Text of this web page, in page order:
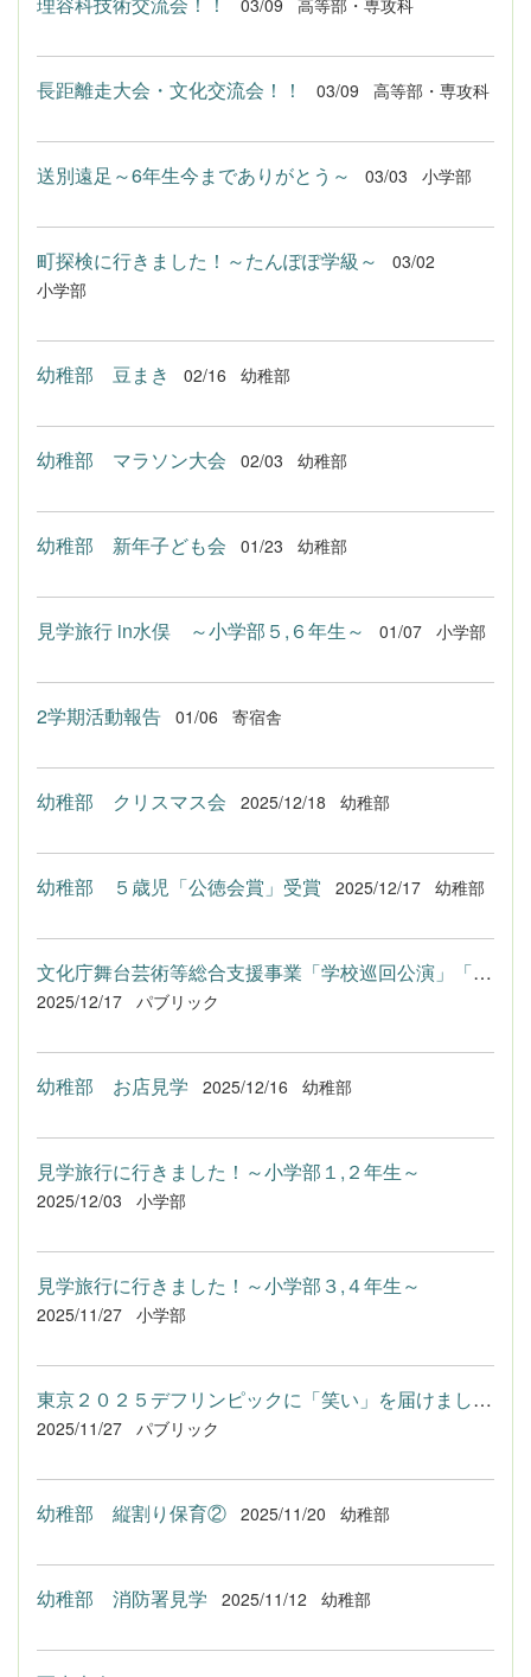
03/09 高等部・専攻科
長距離走大会・文化交流会！！ 03/09 高等部・専攻科
送別遠足～6年生今までありがとう～ 03/03 小学部
町探検に行きました！～たんぽぽ学級～
03/02
小学部
幼稚部 豆まき 02/16 幼稚部
幼稚部 マラソン大会 02/03 幼稚部
幼稚部 新年子ども会 01/23 幼稚部
見学旅行 in水俣 ～小学部５,６年生～ 01/07 小学部
2学期活動報告 01/06 寄宿舎
幼稚部 クリスマス会 2025/12/18 幼稚部
幼稚部 ５歳児「公徳会賞」受賞 2025/12/17 幼稚部
文化庁舞台芸術等総合支援事業「学校巡回公演」「狂言を楽しもう...
2025/12/17 パブリック
幼稚部 お店見学 2025/12/16 幼稚部
見学旅行に行きました！～小学部１,２年生～
2025/12/03 小学部
見学旅行に行きました！～小学部３,４年生～
2025/11/27 小学部
東京２０２５デフリンピックに「笑い」を届けました！
2025/11/27 パブリック
幼稚部 縦割り保育② 2025/11/20 幼稚部
幼稚部 消防署見学 2025/11/12 幼稚部